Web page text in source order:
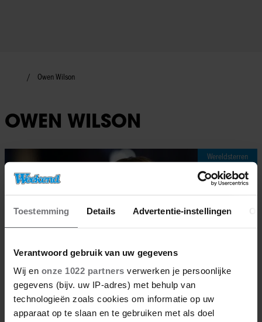
Toestemming Details Advertentie-instellingen
Verantwoord gebruik van uw gegevens
Wij en onze 1022 partners verwerken je persoonlijke
gegevens (bijv. uw IP-adres) met behulp van
technologieën zoals cookies om informatie op uw
apparaat op te slaan en te gebruiken met als doel
Owen Wilson
OWEN WILSON
Wereldsterren